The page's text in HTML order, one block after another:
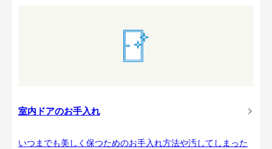
室内ドアのお手入れ
いつまでも美しく保つためのお手入れ方法や汚してしまった